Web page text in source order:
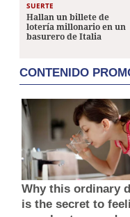
SUERTE
Hallan un billete de
lotería millonario en un
basurero de Italia
CONTENIDO
Why this ordinary
is the secret to